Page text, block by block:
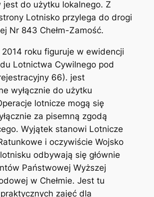
jest do użytku lokalnego. Z
Lotnisko przylega do drogi
Nr 843 Chełm-Zamość.
roku figuruje w ewidencji
Lotnictwa Cywilnego pod
66). jest
wyłącznie do użytku
lotnicze mogą się
za pisemną zgodą
Wyjątek stanowi Lotnicze
i oczywiście Wojsko
odbywają się głównie
Państwowej Wyższej
w Chełmie. Jest tu
zajęć dla